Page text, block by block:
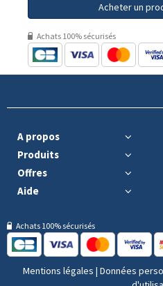
Acheter un
Achats 100% sécurisés
A propos
Produits
Offres
Aide
Achats 100% sécurisés
Mentions légales | Données